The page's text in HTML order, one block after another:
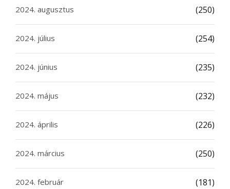
2024. augusztus (250)
2024. július (254)
2024. június (235)
2024. május (232)
2024. április (226)
2024. március (250)
2024. február (181)